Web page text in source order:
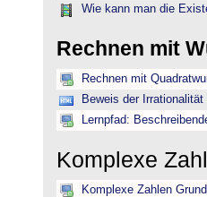
Wie kann man die
Rechnen mit
Rechnen mit
Beweis der
Lernpfad:
Komplexe
Komplexe Zahlen